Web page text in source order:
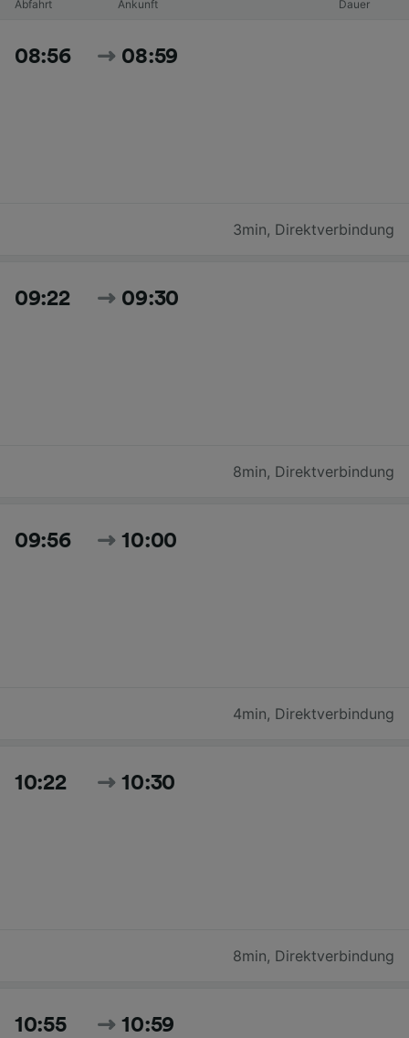
Abfahrt Ankunft Dauer
08:56 08:59
3min, Direktverbindung
09:22 09:30
8min, Direktverbindung
09:56 10:00
4min, Direktverbindung
10:22 10:30
8min, Direktverbindung
10:55 10:59